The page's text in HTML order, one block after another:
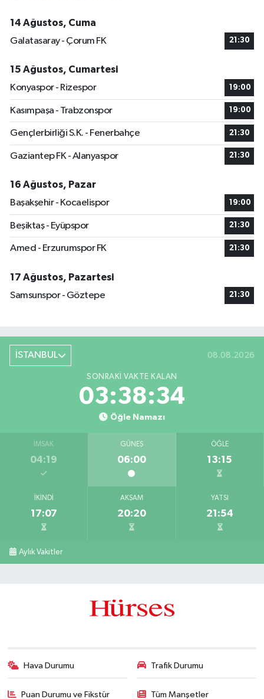
14 Ağustos, Cuma
Galatasaray - Çorum FK
21:30
15 Ağustos, Cumartesi
Konyaspor - Rizespor
19:00
Kasımpaşa - Trabzonspor 19:00
Gençlerbirliği S.K. - Fenerbahçe 21:30
Gaziantep FK - Alanyaspor 21:30
16 Ağustos, Pazar
Başakşehir - Kocaelispor
19:00
Beşiktaş - Eyüpspor 21:30
Amed - Erzurumspor FK 21:30
17 Ağustos, Pazartesi
Samsunspor - Göztepe
21:30
İSTANBUL 08.08.2026
SONRAKI VAKTE KALAN
03:38:33
Öğle Namazı
İMSAK
04:19
GÜNEŞ
06:00
ÖĞLE
13:15
İKINDI
17:07
AKŞAM
20:20
YATSI
21:54
Aylık Vakitler
Hava Durumu Trafik Durumu
Puan Durumu ve Fikstür Tüm Manşetler